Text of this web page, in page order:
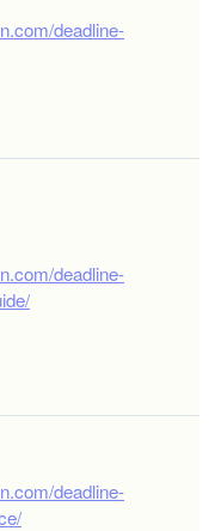
deadline-
deadline-
deadline-